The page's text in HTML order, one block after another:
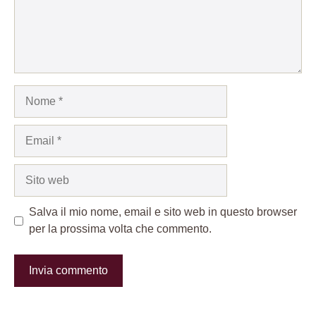
Salva il mio nome, email e sito web in questo browser
per la prossima volta che commento.